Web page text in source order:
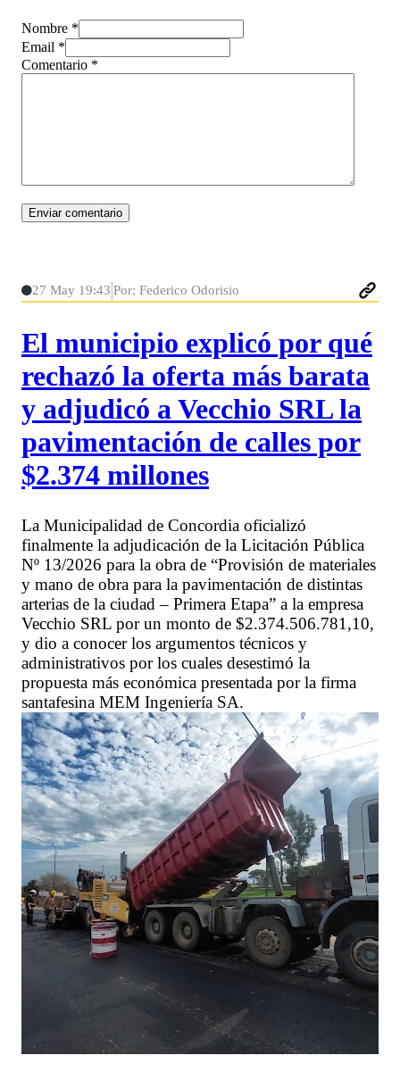
Nombre *
Email *
Comentario *
27 May 19:43 Por: Federico Odorisio
El municipio explicó por qué
rechazó la oferta más barata
y adjudicó a Vecchio SRL la
pavimentación de calles por
$2.374 millones
La Municipalidad de Concordia oficializó
finalmente la adjudicación de la Licitación Pública
Nº 13/2026 para la obra de “Provisión de materiales
y mano de obra para la pavimentación de distintas
arterias de la ciudad – Primera Etapa” a la empresa
Vecchio SRL por un monto de $2.374.506.781,10,
y dio a conocer los argumentos técnicos y
administrativos por los cuales desestimó la
propuesta más económica presentada por la firma
santafesina MEM Ingeniería SA.